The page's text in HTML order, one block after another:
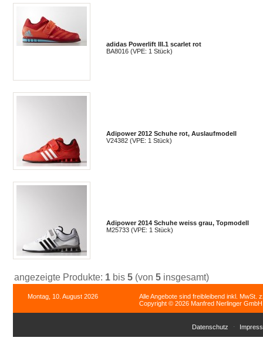
adidas Powerlift III.1 scarlet rot
BA8016 (VPE: 1 Stück)
Adipower 2012 Schuhe rot, Auslaufmodell
V24382 (VPE: 1 Stück)
Adipower 2014 Schuhe weiss grau, Topmodell
M25733 (VPE: 1 Stück)
angezeigte Produkte: 1 bis 5 (von 5 insgesamt)
Montag, 10. August 2026
Alle Angebote sind freibleibend inkl. MwSt.
Copyright © 2026 Manfred Nerlinger
Datenschutz